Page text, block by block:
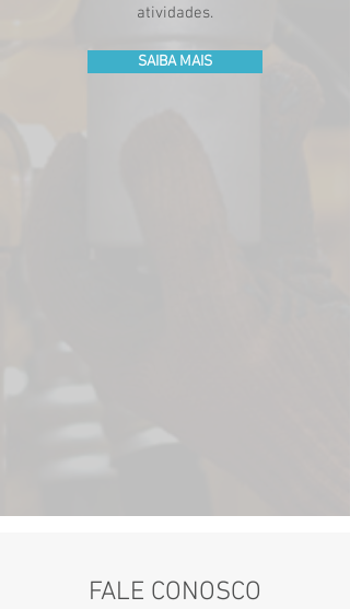
atividades.
SAIBA MAIS
FALE CONOSCO